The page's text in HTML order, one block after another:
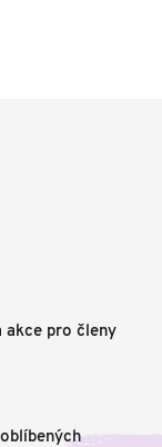
akce pro členy